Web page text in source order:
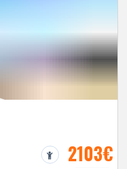
2103€